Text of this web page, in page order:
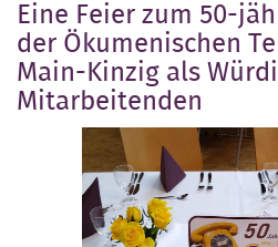
Eine Feier zum 50-
der Ökumenischen
Main-Kinzig als
Mitarbeitenden